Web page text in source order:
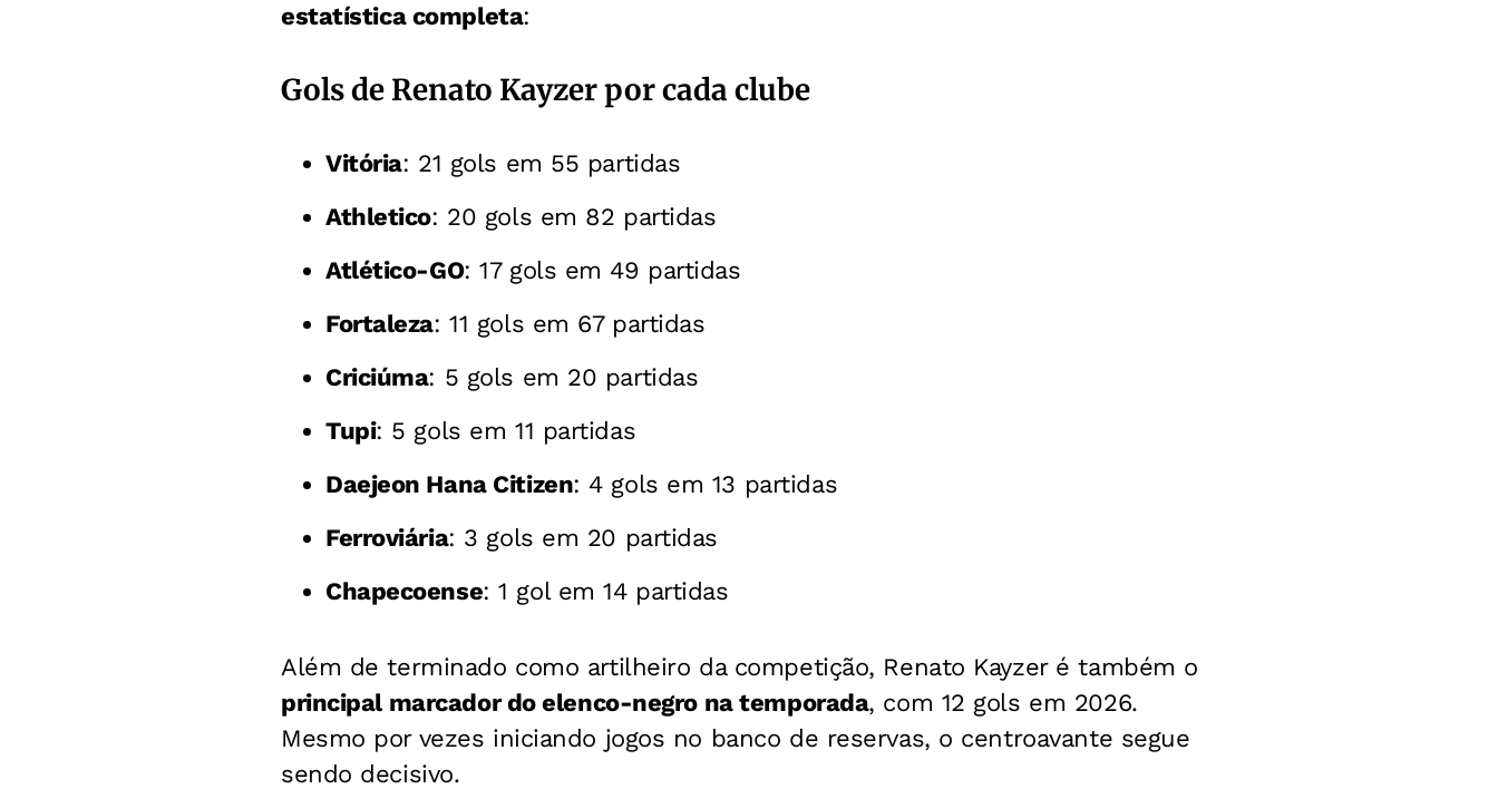
estatística completa:
Gols de Renato Kayzer por cada clube
Vitória: 21 gols em 55 partidas
Athletico: 20 gols em 82 partidas
Atlético-GO: 17 gols em 49 partidas
Fortaleza: 11 gols em 67 partidas
Criciúma: 5 gols em 20 partidas
Tupi: 5 gols em 11 partidas
Daejeon Hana Citizen: 4 gols em 13 partidas
Ferroviária: 3 gols em 20 partidas
Chapecoense: 1 gol em 14 partidas
Além de terminado como artilheiro da competição, Renato Kayzer é também o
principal marcador do elenco-negro na temporada, com 12 gols em 2026.
Mesmo por vezes iniciando jogos no banco de reservas, o centroavante segue
sendo decisivo.